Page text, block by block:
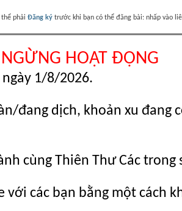
phải Đăng ký trước khi bạn có thể đăng bài: nhấp vào
HOẠT ĐỘNG
1/8/2026.
đang dịch, khoản xu đang
cùng Thiên Thư Các trong
các bạn bằng một cách